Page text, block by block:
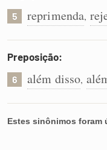
5 reprimenda,
Preposição:
6 além disso,
Estes sinônimos foram